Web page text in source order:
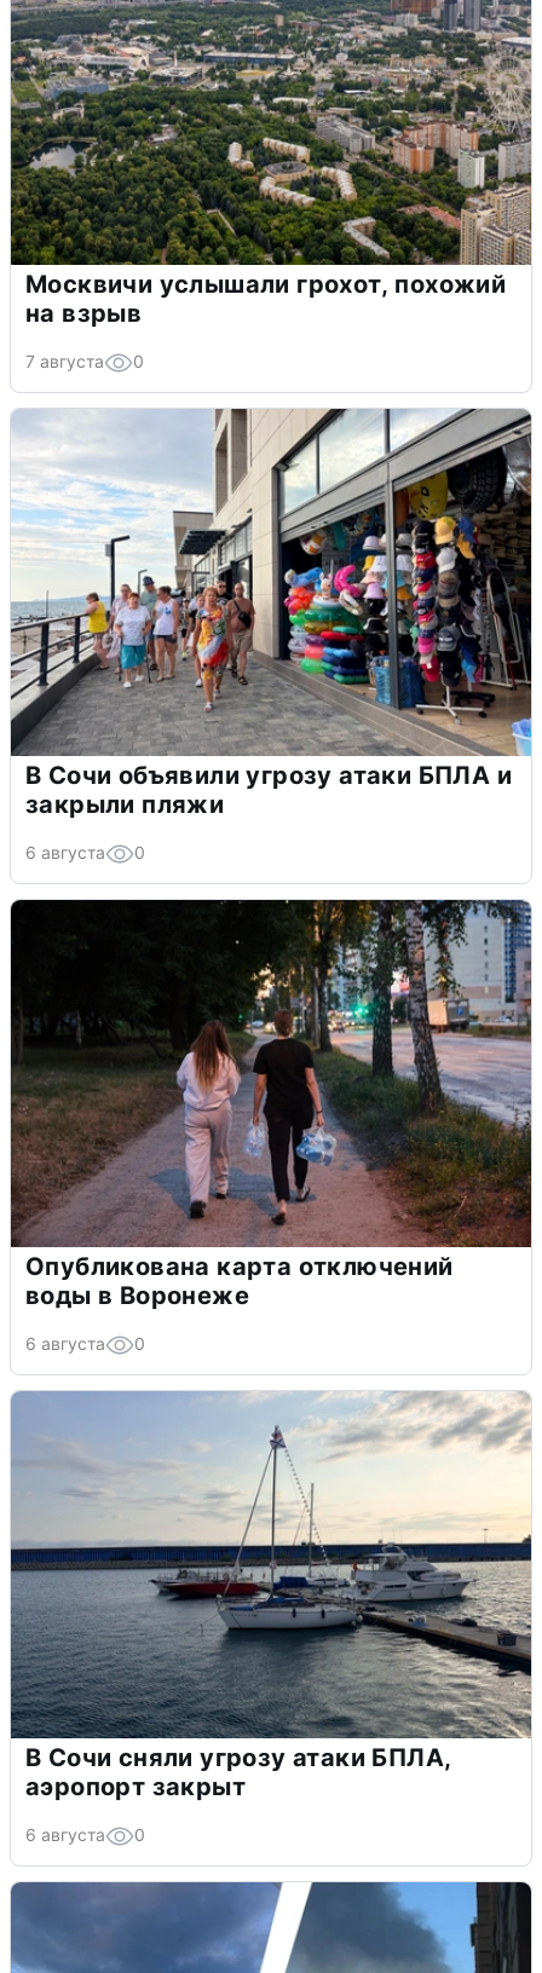
Москвичи услышали грохот, похожий
на взрыв
7 августа 0
В Сочи объявили угрозу атаки БПЛА и
закрыли пляжи
6 августа 0
Опубликована карта отключений
воды в Воронеже
6 августа 0
В Сочи сняли угрозу атаки БПЛА,
аэропорт закрыт
6 августа 0